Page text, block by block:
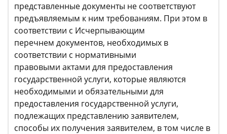
представленные документы не соответствуют
предъявляемым к ним требованиям. При этом в
соответствии с Исчерпывающим
перечнем документов, необходимых в
соответствии с нормативными
правовыми актами для предоставления
государственной услуги, которые являются
необходимыми и обязательными для
предоставления государственной услуги,
подлежащих представлению заявителем,
способы их получения заявителем, в том числе в